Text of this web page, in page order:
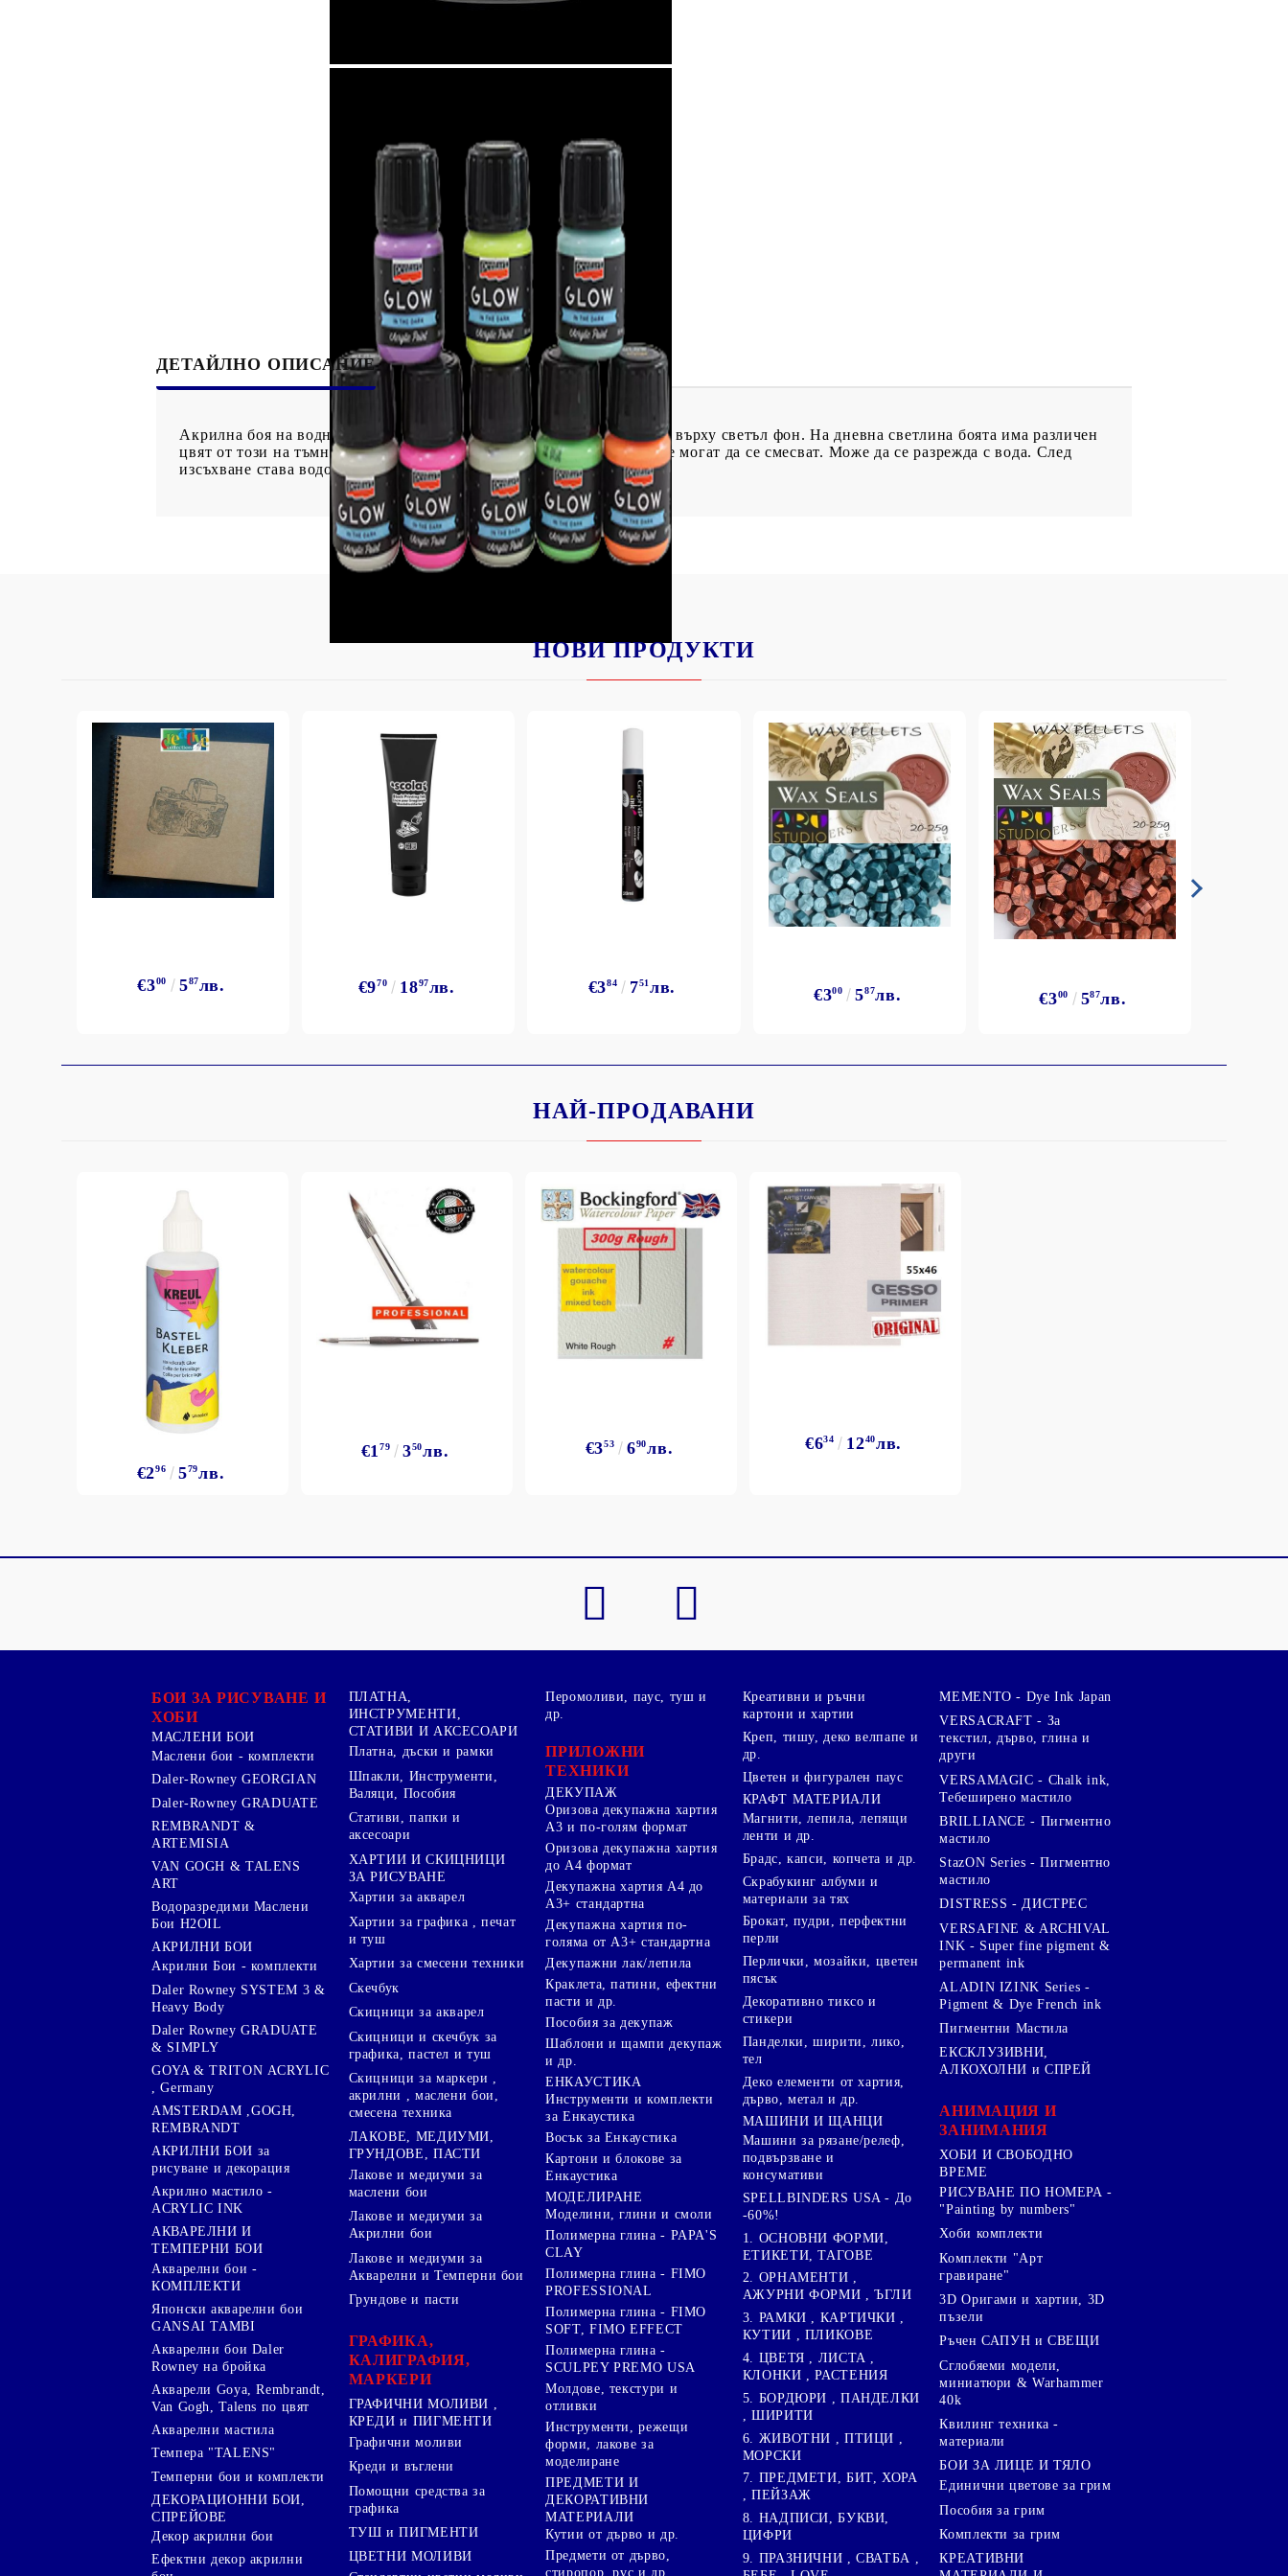
BG EN
VERSAMAGIC - Chalk ink,
Тебеширено мастило
StazON Series - Пигментно мастило
DISTRESS - ДИСТРЕС
ALADIN IZINK Series - Pigment & Dye
ДЕКОРАТИВНИ И ПЕЧАТИ ЗА
ВОСЪК
ГУМЕНИ ПЕЧАТИ
ПОЛИМЕРНИ ПЕЧАТИ И
АКСЕСОАРИ
ПЕЧАТИ ЗА ВОСЪК И ЦВЕТНИ
ВОСЪЦИ
Креативни и ръчни картони и хартии
Креп, тишу, деко велпапе и др.
Tweet
ДЕТАЙЛНО ОПИСАНИЕ
Акрилна боя на водна основа, която свети в тъмното. Приложете го върху светъл фон. На дневна светлина боята има различен
цвят от този на тъмно, когато става или синя, или зелена. Цветовете могат да се смесват. Може да се разрежда с вода. След
изсъхване става водоустойчив.
НОВИ ПРОДУКТИ
€300 587лв. €970 1897лв. €384 751лв. €300 587лв. €300 587лв.
НАЙ-ПРОДАВАНИ
€296 579лв.
€179 350лв. €353 690лв. €634 1240лв.
БОИ ЗА РИСУВАНЕ И
ХОБИ
МАСЛЕНИ БОИ
Маслени бои - комплекти
Daler-Rowney GEORGIAN
Daler-Rowney GRADUATE
REMBRANDT &
ARTEMISIA
VAN GOGH & TALENS
ART
Водоразредими Маслени
Бои H2OIL
АКРИЛНИ БОИ
Акрилни Бои - комплекти
Daler Rowney SYSTEM 3 &
Heavy Body
Daler Rowney GRADUATE
& SIMPLY
GOYA & TRITON АCRYLIC
, Germany
AMSTERDAM ,GOGH,
REMBRANDT
АКРИЛНИ БОИ за
рисуване и декорация
Акрилно мастило -
ACRYLIC INK
АКВАРЕЛНИ И
ТЕМПЕРНИ БОИ
Акварелни бои -
КОМПЛЕКТИ
Японски акварелни бои
GANSAI TAMBI
Акварелни бои Daler
Rowney на бройка
Акварели Goya, Rembrandt,
Van Gogh, Talens по цвят
Акварелни мастила
Темпера "TALENS"
Темперни бои и комплекти
ДЕКОРАЦИОННИ БОИ,
СПРЕЙОВЕ
Декор акрилни бои
Ефектни декор акрилни
ПЛАТНА,
ИНСТРУМЕНТИ,
СТАТИВИ И АКСЕСОАРИ
Платна, дъски и рамки
Шпакли, Инструменти,
Валяци, Пособия
Стативи, папки и
аксесоари
ХАРТИИ И СКИЦНИЦИ
ЗА РИСУВАНЕ
Хартии за акварел
Хартии за графика , печат
и туш
Хартии за смесени техники
Скечбук
Скицници за акварел
Скицници и скечбук за
графика, пастел и туш
Скицници за маркери ,
акрилни , маслени бои,
смесена техника
ЛАКОВЕ, МЕДИУМИ,
ГРУНДОВЕ, ПАСТИ
Лакове и медиуми за
маслени бои
Лакове и медиуми за
Акрилни бои
Лакове и медиуми за
Акварелни и Темперни бои
Грундове и пасти
ГРАФИКА,
КАЛИГРАФИЯ,
МАРКЕРИ
ГРАФИЧНИ МОЛИВИ ,
КРЕДИ и ПИГМЕНТИ
Графични моливи
Креди и въглени
Помощни средства за
графика
ТУШ и ПИГМЕНТИ
ЦВЕТНИ МОЛИВИ
Перомоливи, паус, туш и
др.
ПРИЛОЖНИ
ТЕХНИКИ
ДЕКУПАЖ
Оризова декупажна хартия
А3 и по-голям формат
Оризова декупажна хартия
до А4 формат
Декупажна хартия А4 до
А3+ стандартна
Декупажна хартия по-
голяма от А3+ стандартна
Декупажни лак/лепила
Краклета, патини, ефектни
пасти и др.
Пособия за декупаж
Шаблони и щампи декупаж
и др.
ЕНКАУСТИКА
Инструменти и комплекти
за Енкаустика
Восък за Енкаустика
Картони и блокове за
Енкаустика
МОДЕЛИРАНЕ
Моделини, глини и смоли
Полимерна глина - PAPA'S
CLAY
Полимерна глина - FIMO
PROFESSIONAL
Полимерна глина - FIMO
SOFT, FIMO EFFECT
Полимерна глина -
SCULPEY PREMO USA
Молдове, текстури и
отливки
Инструменти, режещи
форми, лакове за
моделиране
ПРЕДМЕТИ И
ДЕКОРАТИВНИ
МАТЕРИАЛИ
Кутии от дърво и др.
Предмети от дърво,
стиропор, pvc и др.
Креативни и ръчни
картони и хартии
Креп, тишу, деко велпапе и
др.
Цветен и фигурален паус
КРАФТ МАТЕРИАЛИ
Магнити, лепила, лепящи
ленти и др.
Брадс, капси, копчета и др.
Скрабукинг албуми и
материали за тях
Брокат, пудри, перфектни
перли
Перлички, мозайки, цветен
пясък
Декоративно тиксо и
стикери
Панделки, ширити, лико,
тел
Деко елементи от хартия,
дърво, метал и др.
МАШИНИ И ЩАНЦИ
Машини за рязане/релеф,
подвързване и
консумативи
SPELLBINDERS USA - До
-60%!
1. ОСНОВНИ ФОРМИ,
ЕТИКЕТИ, ТАГОВЕ
2. ОРНАМЕНТИ ,
АЖУРНИ ФОРМИ , ЪГЛИ
3. РАМКИ , КАРТИЧКИ ,
КУТИИ , ПЛИКОВЕ
4. ЦВЕТЯ , ЛИСТА ,
КЛОНКИ , РАСТЕНИЯ
5. БОРДЮРИ , ПАНДЕЛКИ
, ШИРИТИ
6. ЖИВОТНИ , ПТИЦИ ,
МОРСКИ
7. ПРЕДМЕТИ, БИТ, ХОРА
, ПЕЙЗАЖ
8. НАДПИСИ, БУКВИ,
ЦИФРИ
9. ПРАЗНИЧНИ , СВАТБА ,
MEMENTO - Dye Ink Japan
VERSACRAFT - За
текстил, дърво, глина и
други
VERSAMAGIC - Chalk ink,
Тебеширено мастило
BRILLIANCE - Пигментно
мастило
StazON Series - Пигментно
мастило
DISTRESS - ДИСТРЕС
VERSAFINE & ARCHIVAL
INK - Super fine pigment &
permanent ink
ALADIN IZINK Series -
Pigment & Dye French ink
Пигментни Мастила
ЕКСКЛУЗИВНИ,
АЛКОХОЛНИ и СПРЕЙ
АНИМАЦИЯ И
ЗАНИМАНИЯ
ХОБИ И СВОБОДНО
ВРЕМЕ
РИСУВАНЕ ПО НОМЕРА -
"Painting by numbers"
Хоби комплекти
Комплекти "Арт
гравиране"
3D Оригами и хартии, 3D
пъзели
Ръчен САПУН и СВЕЩИ
Сглобяеми модели,
миниатюри & Warhammer
40k
Квилинг техника -
материали
БОИ ЗА ЛИЦЕ И ТЯЛО
Единични цветове за грим
Пособия за грим
Комплекти за грим
КРЕАТИВНИ